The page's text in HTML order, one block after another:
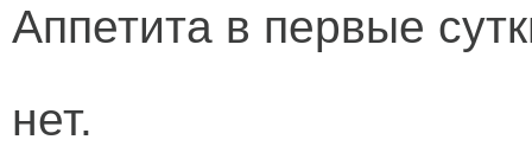
Аппетита в первые
нет.